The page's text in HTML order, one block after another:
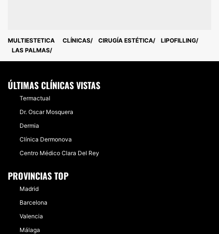
MULTIESTETICA CLÍNICAS CIRUGÍA ESTÉTICA
LIPOFILLING
LAS PALMAS
ÚLTIMAS CLÍNICAS VISTAS
Termactual
Dr. Oscar Mosquera
Dermia
Clínica Dermonova
Centro Médico Clara Del Rey
PROVINCIAS TOP
Madrid
Barcelona
Valencia
Málaga